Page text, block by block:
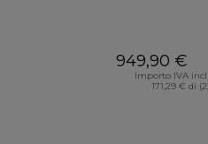
949,90 €
Importo IVA
171,29 € di